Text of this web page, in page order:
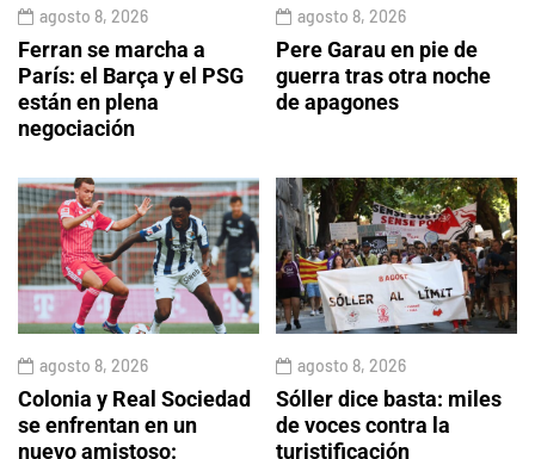
agosto 8, 2026
Ferran se marcha a
París: el Barça y el PSG
están en plena
negociación
agosto 8, 2026
Pere Garau en pie de
guerra tras otra noche
de apagones
agosto 8, 2026
Colonia y Real Sociedad
se enfrentan en un
nuevo amistoso:
agosto 8, 2026
Sóller dice basta: miles
de voces contra la
turistificación